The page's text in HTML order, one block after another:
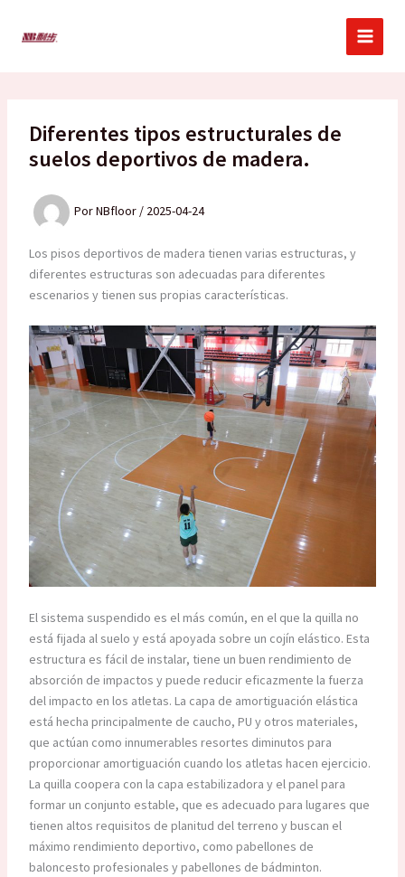
Diferentes tipos estructurales de
suelos deportivos de madera.
PorNBfloor / 2025-04-24
Los pisos deportivos de madera tienen varias estructuras, y
diferentes estructuras son adecuadas para diferentes
escenarios y tienen sus propias características.
El sistema suspendido es el más común, en el que la quilla no
está fijada al suelo y está apoyada sobre un cojín elástico. Esta
estructura es fácil de instalar, tiene un buen rendimiento de
absorción de impactos y puede reducir eficazmente la fuerza
del impacto en los atletas. La capa de amortiguación elástica
está hecha principalmente de caucho, PU y otros materiales,
que actúan como innumerables resortes diminutos para
proporcionar amortiguación cuando los atletas hacen ejercicio.
La quilla coopera con la capa estabilizadora y el panel para
formar un conjunto estable, que es adecuado para lugares que
tienen altos requisitos de planitud del terreno y buscan el
máximo rendimiento deportivo, como pabellones de
baloncesto profesionales y pabellones de bádminton.